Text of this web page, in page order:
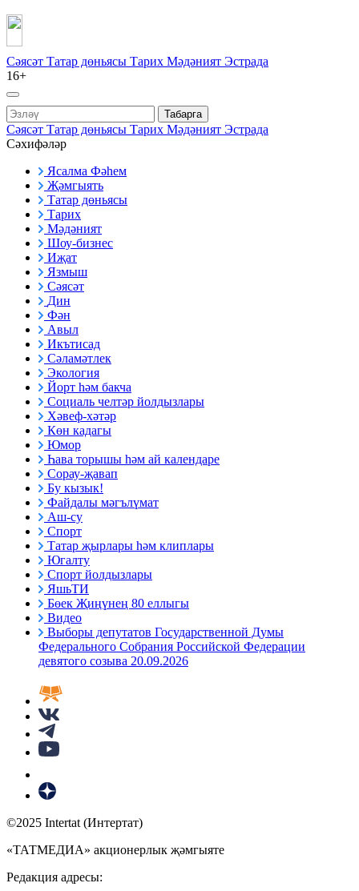
Сәясәт Татар дөньясы Тарих Мәдәният Эстрада
16+
Табарга
Сәясәт Татар дөньясы Тарих Мәдәният Эстрада
Сәхифәләр
Ясалма Фәһем
Җәмгыять
Татар дөньясы
Тарих
Мәдәният
Шоу-бизнес
Иҗат
Язмыш
Сәясәт
Дин
Фән
Авыл
Икътисад
Сәламәтлек
Экология
Йорт һәм бакча
Социаль челтәр йолдызлары
Хәвеф-хәтәр
Көн кадагы
Юмор
Һава торышы һәм ай календаре
Сорау-җавап
Бу кызык!
Файдалы мәгълүмат
Аш-су
Спорт
Татар җырлары һәм клиплары
Югалту
Спорт йолдызлары
ЯшьТИ
Бөек Җиңүнең 80 еллыгы
Видео
Выборы депутатов Государственной Думы
Федерального Собрания Российской Федерации
девятого созыва 20.09.2026
©2025 Intertat (Интертат)
«ТАТМЕДИА» акционерлык җәмгыяте
Редакция адресы: